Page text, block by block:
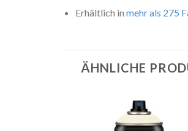
Erhältlich in mehr als 275
ÄHNLICHE